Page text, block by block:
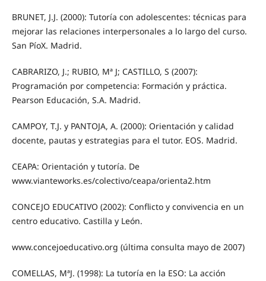
BRUNET, J.J. (2000): Tutoría con adolescentes: técnicas para
mejorar las relaciones interpersonales a lo largo del curso.
San PíoX. Madrid.
CABRARIZO, J.; RUBIO, Mª J; CASTILLO, S (2007):
Programación por competencia: Formación y práctica.
Pearson Educación, S.A. Madrid.
CAMPOY, T.J. y PANTOJA, A. (2000): Orientación y calidad
docente, pautas y estrategias para el tutor. EOS. Madrid.
CEAPA: Orientación y tutoría. De
www.vianteworks.es/colectivo/ceapa/orienta2.htm
CONCEJO EDUCATIVO (2002): Conflicto y convivencia en un
centro educativo. Castilla y León.
www.concejoeducativo.org (última consulta mayo de 2007)
COMELLAS, MªJ. (1998): La tutoría en la ESO: La acción